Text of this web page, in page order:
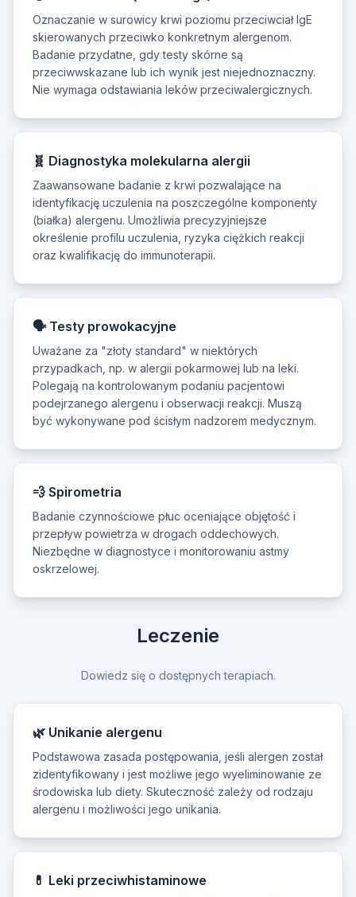
Oznaczanie w surowicy krwi poziomu przeciwciał IgE
skierowanych przeciwko konkretnym alergenom.
Badanie przydatne, gdy testy skórne są
przeciwwskazane lub ich wynik jest niejednoznaczny.
Nie wymaga odstawiania leków przeciwalergicznych.
🧬 Diagnostyka molekularna alergii
Zaawansowane badanie z krwi pozwalające na
identyfikację uczulenia na poszczególne komponenty
(białka) alergenu. Umożliwia precyzyjniejsze
określenie profilu uczulenia, ryzyka ciężkich reakcji
oraz kwalifikację do immunoterapii.
🗣️ Testy prowokacyjne
Uważane za "złoty standard" w niektórych
przypadkach, np. w alergii pokarmowej lub na leki.
Polegają na kontrolowanym podaniu pacjentowi
podejrzanego alergenu i obserwacji reakcji. Muszą
być wykonywane pod ścisłym nadzorem medycznym.
💨 Spirometria
Badanie czynnościowe płuc oceniające objętość i
przepływ powietrza w drogach oddechowych.
Niezbędne w diagnostyce i monitorowaniu astmy
oskrzelowej.
Leczenie
Dowiedz się o dostępnych terapiach.
🌿 Unikanie alergenu
Podstawowa zasada postępowania, jeśli alergen został
zidentyfikowany i jest możliwe jego wyeliminowanie ze
środowiska lub diety. Skuteczność zależy od rodzaju
alergenu i możliwości jego unikania.
💊 Leki przeciwhistaminowe